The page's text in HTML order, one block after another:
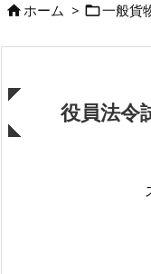
ホーム > 一般貨
役員法令